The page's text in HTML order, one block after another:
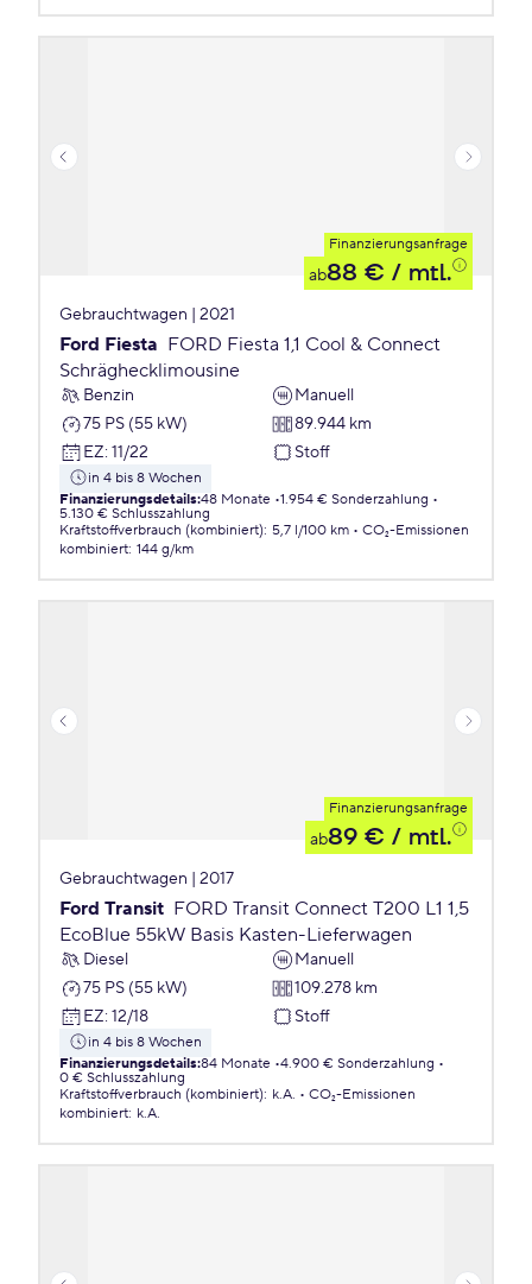
Finanzierungsanfrage
ab88 € / mtl.
Gebrauchtwagen | 2021
Ford Fiesta FORD Fiesta 1,1 Cool & Connect
Schräghecklimousine
Benzin
Manuell
75 PS (55 kW)
89.944 km
EZ: 11/22 Stoff
in 4 bis 8 Wochen
Finanzierungsdetails:48 Monate 1.954 € Sonderzahlung
5.130 € Schlusszahlung
Kraftstoffverbrauch (kombiniert): 5,7 l/100 km
CO₂-Emissionen
kombiniert: 144 g/km
Finanzierungsanfrage
ab89 € / mtl.
Gebrauchtwagen | 2017
Ford Transit FORD Transit Connect T200 L1 1,5
EcoBlue 55kW Basis Kasten-Lieferwagen
Diesel
Manuell
75 PS (55 kW)
109.278 km
EZ: 12/18 Stoff
in 4 bis 8 Wochen
Finanzierungsdetails:84 Monate 4.900 € Sonderzahlung
0 € Schlusszahlung
Kraftstoffverbrauch (kombiniert): k.A.
CO₂-Emissionen
kombiniert: k.A.